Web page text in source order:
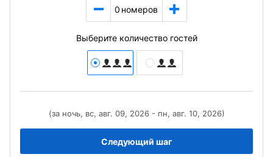
0 номеров
Выберите количество гостей
(за ночь, вс, авг. 09, 2026 - пн, авг. 10, 2026)
Следующий шаг